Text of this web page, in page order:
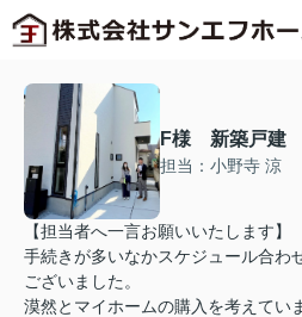
F様 新築戸建
担当：小野寺 涼
【担当者へ一言お願いいたします】
手続きが多いなかスケジュール合わ
ございました。
漠然とマイホームの購入を考えてい